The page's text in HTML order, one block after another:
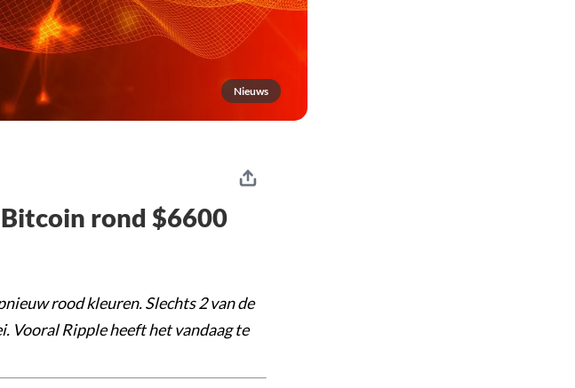
Nieuws
rond $6600
rood kleuren. Slechts 2 van de
Vooral Ripple heeft het vandaag te